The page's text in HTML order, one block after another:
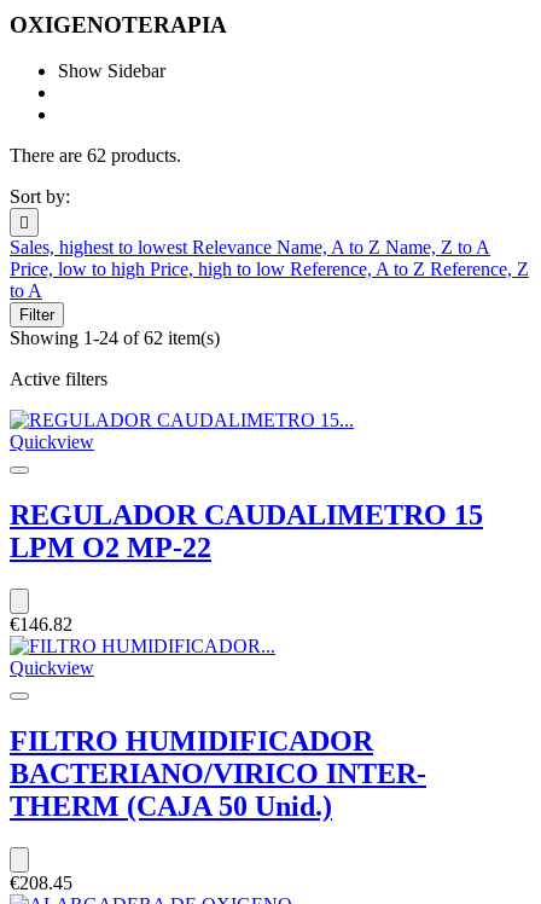
OXIGENOTERAPIA
Show Sidebar
There are 62 products.
Sort by:

Sales, highest to lowest Relevance Name, A to Z Name, Z to A
Price, low to high Price, high to low Reference, A to Z Reference, Z
to A
Filter
Showing 1-24 of 62 item(s)
Active filters
Quickview
REGULADOR CAUDALIMETRO 15
LPM O2 MP-22
€146.82
Quickview
FILTRO HUMIDIFICADOR
BACTERIANO/VIRICO INTER-
THERM (CAJA 50 Unid.)
€208.45